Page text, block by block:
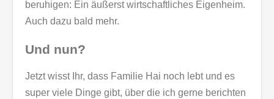
beruhigen: Ein äußerst wirtschaftliches Eigenheim.
Auch dazu bald mehr.
Und nun?
Jetzt wisst Ihr, dass Familie Hai noch lebt und es
super viele Dinge gibt, über die ich gerne berichten